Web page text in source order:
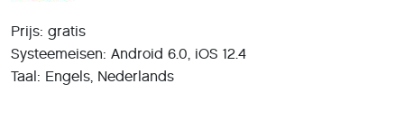
Prijs: gratis
Systeemeisen: Android 6.0, iOS 12.4
Taal: Engels, Nederlands